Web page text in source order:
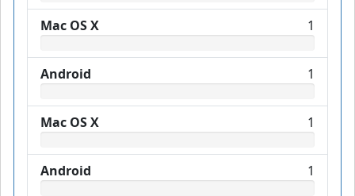
Mac OS X 1
Android 1
Mac OS X 1
Android 1